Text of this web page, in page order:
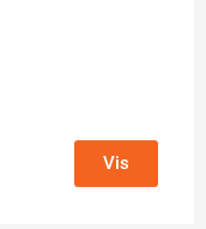
Vis